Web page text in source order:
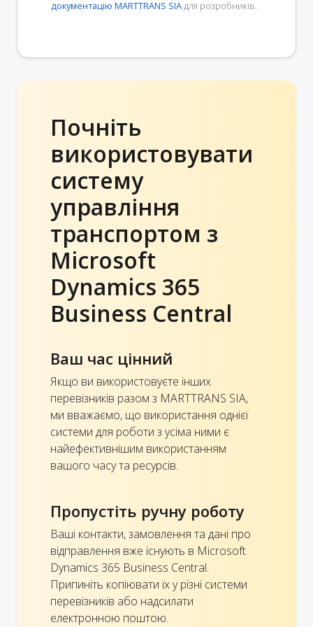
документацію MARTTRANS SIAдля розробників.
Почніть
використовувати
систему
управління
транспортом з
Microsoft
Dynamics 365
Business Central
Ваш час цінний
Якщо ви використовуєте інших
перевізників разом з MARTTRANS SIA,
ми вважаємо, що використання однієї
системи для роботи з усіма ними є
найефективнішим використанням
вашого часу та ресурсів.
Пропустіть ручну роботу
Ваші контакти, замовлення та дані про
відправлення вже існують в Microsoft
Dynamics 365 Business Central.
Припиніть копіювати їх у різні системи
перевізників або надсилати
електронною поштою.